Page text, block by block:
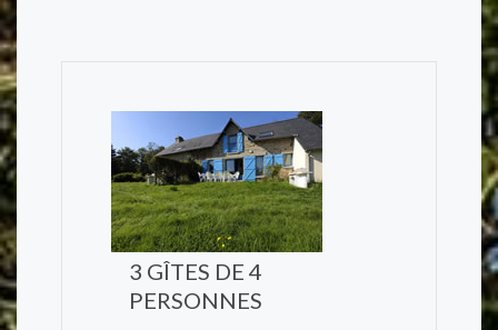
3 GÎTES DE 4
PERSONNES